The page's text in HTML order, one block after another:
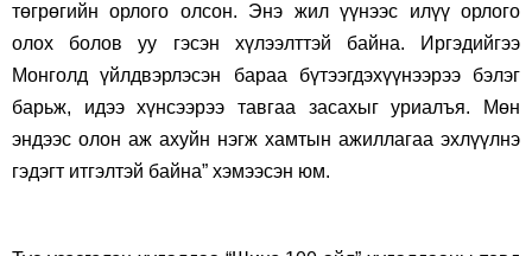
төгрөгийн орлого олсон. Энэ жил үүнээс илүү орлого
олох болов уу гэсэн хүлээлттэй байна. Иргэдийгээ
Монголд үйлдвэрлэсэн бараа бүтээгдэхүүнээрээ бэлэг
барьж, идээ хүнсээрээ тавгаа засахыг уриалъя. Мөн
эндээс олон аж ахуйн нэгж хамтын ажиллагаа эхлүүлнэ
гэдэгт итгэлтэй байна” хэмээсэн юм.